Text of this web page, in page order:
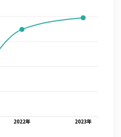
2022年 2023年